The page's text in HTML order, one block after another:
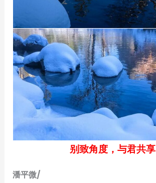
别致角度，与君共享
潘平微/